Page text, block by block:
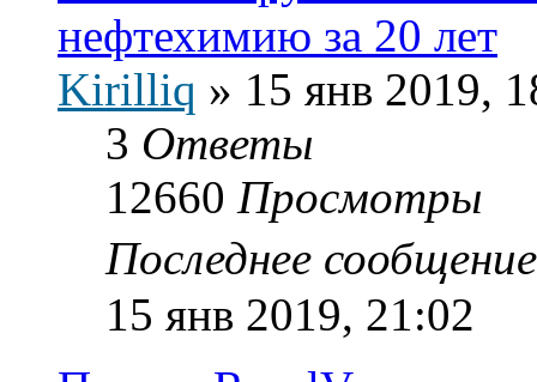
нефтехимию за 20 лет
Kirilliq » 15 янв 2019,
3 Ответы
12660 Просмотры
Последнее
15 янв 2019, 21:02